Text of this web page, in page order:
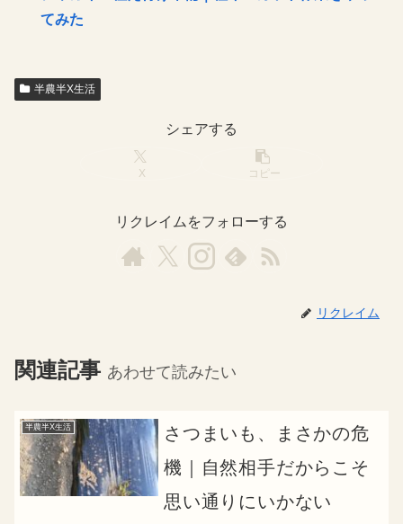
てみた
半農半X生活
シェアする
X コピー
リクレイムをフォローする
リクレイム
関連記事 あわせて読みたい
半農半X生活
さつまいも、まさかの危
機｜自然相手だからこそ
思い通りにいかない